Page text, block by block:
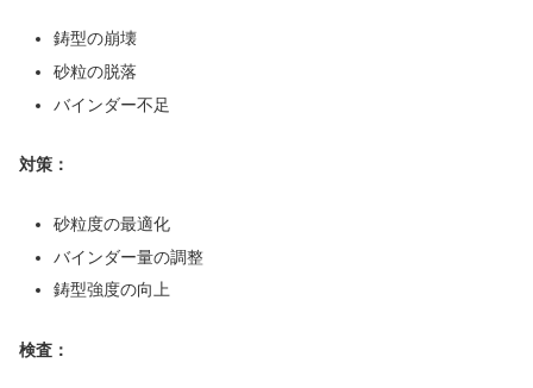
鋳型の崩壊
砂粒の脱落
バインダー不足
対策：
砂粒度の最適化
バインダー量の調整
鋳型強度の向上
検査：